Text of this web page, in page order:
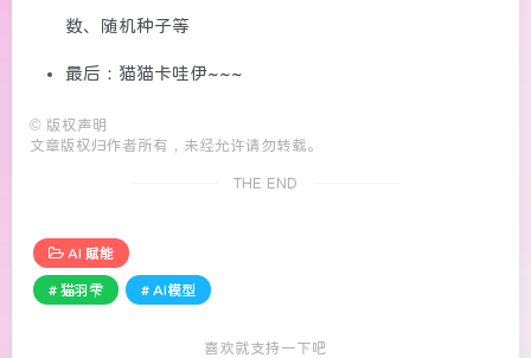
数、随机种子等
最后：猫猫卡哇伊~~~
© 版权声明
文章版权归作者所有，未经允许请勿转载。
THE END
AI 赋能
# 猫羽雫 # AI模型
喜欢就支持一下吧